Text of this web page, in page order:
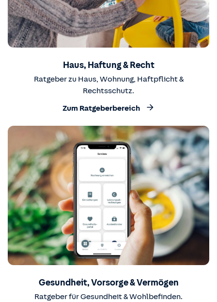
Haus, Haftung & Recht
Ratgeber zu Haus, Wohnung, Haftpflicht &
Rechtsschutz.
Zum Ratgeberbereich
Gesundheit, Vorsorge & Vermögen
Ratgeber für Gesundheit & Wohlbefinden.